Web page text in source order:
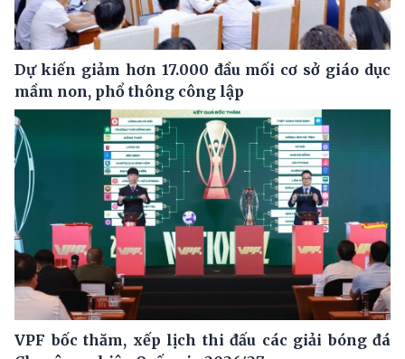
Dự kiến giảm hơn 17.000 đầu mối cơ sở giáo dục
mầm non, phổ thông công lập
VPF bốc thăm, xếp lịch thi đấu các giải bóng đá